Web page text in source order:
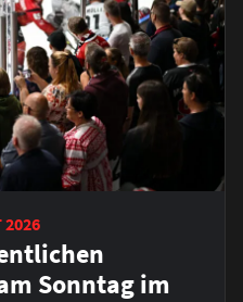
2026
Sonntag im